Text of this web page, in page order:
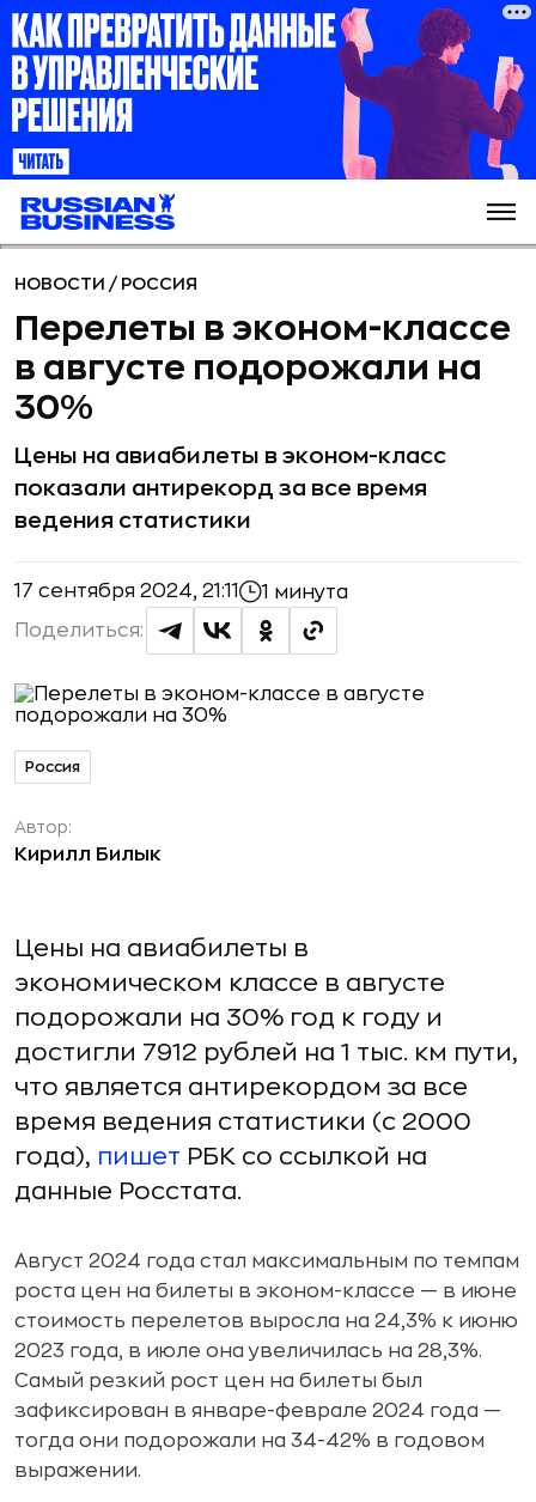
НОВОСТИ / РОССИЯ
Перелеты в эконом-классе
в августе подорожали на
30%
Цены на авиабилеты в эконом-класс
показали антирекорд за все время
ведения статистики
17 сентября 2024, 21:11 1 минута
Поделиться:
Россия
Автор:
Кирилл Билык
Цены на авиабилеты в
экономическом классе в августе
подорожали на 30% год к году и
достигли 7912 рублей на 1 тыс. км пути,
что является антирекордом за все
время ведения статистики (с 2000
года), пишет РБК со ссылкой на
данные Росстата.
Август 2024 года стал максимальным по темпам
роста цен на билеты в эконом-классе — в июне
стоимость перелетов выросла на 24,3% к июню
2023 года, в июле она увеличилась на 28,3%.
Самый резкий рост цен на билеты был
зафиксирован в январе-феврале 2024 года —
тогда они подорожали на 34-42% в годовом
выражении.